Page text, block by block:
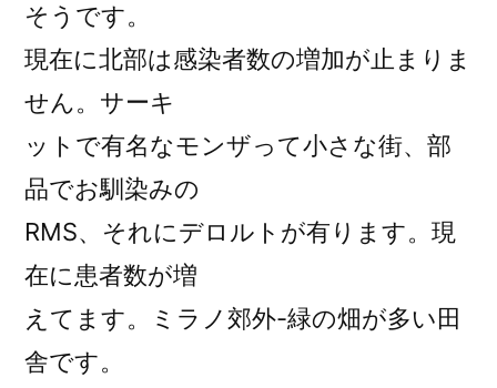
そうです。
現在に北部は感染者数の増加が止まりま
せん。サーキ
ットで有名なモンザって小さな街、部
品でお馴染みの
RMS、それにデロルトが有ります。現
在に患者数が増
えてます。ミラノ郊外-緑の畑が多い田
舎です。